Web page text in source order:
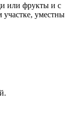
или фрукты и с
участке, уместны